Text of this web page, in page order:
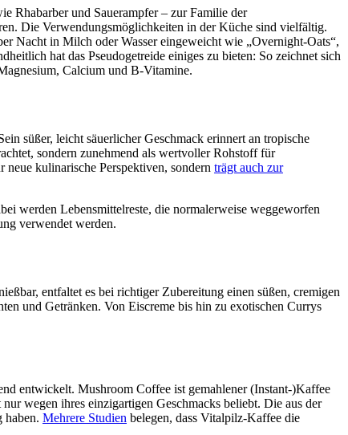
Rhabarber und Sauerampfer – zur Familie der
Die Verwendungsmöglichkeiten in der Küche sind vielfältig.
Nacht in Milch oder Wasser eingeweicht wie „Overnight-Oats“,
hat das Pseudogetreide einiges zu bieten: So zeichnet sich
Calcium und B-Vitamine.
süßer, leicht säuerlicher Geschmack erinnert an tropische
sondern zunehmend als wertvoller Rohstoff für
kulinarische Perspektiven, sondern trägt auch zur
werden Lebensmittelreste, die normalerweise weggeworfen
verwendet werden.
entfaltet es bei richtiger Zubereitung einen süßen, cremigen
und Getränken. Von Eiscreme bis hin zu exotischen Currys
entwickelt. Mushroom Coffee ist gemahlener (Instant-)Kaffee
wegen ihres einzigartigen Geschmacks beliebt. Die aus der
haben. Mehrere Studien belegen, dass Vitalpilz-Kaffee die